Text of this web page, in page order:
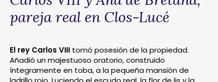
pareja real en Clos-Lucé
El rey Carlos VIII tomó posesión de la propiedad.
Añadió un majestuoso oratorio, construido
íntegramente en toba, a la pequeña mansión de